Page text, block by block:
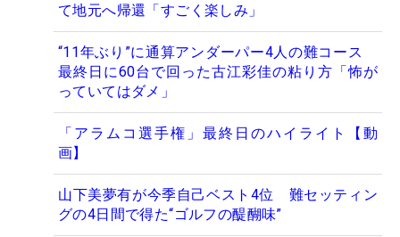
て地元へ帰還「すごく楽しみ」
“11年ぶり”に通算アンダーパー4人の難コース
最終日に60台で回った古江彩佳の粘り方「怖が
っていてはダメ」
「アラムコ選手権」最終日のハイライト【動
画】
山下美夢有が今季自己ベスト4位 難セッティン
グの4日間で得た“ゴルフの醍醐味”